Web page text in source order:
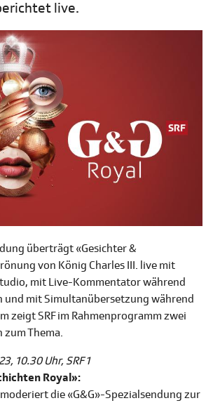
live.
überträgt «Gesichter &
von König Charles III. live mit
mit Live-Kommentator während
und mit Simultanübersetzung während
zeigt SRF im Rahmenprogramm zwei
zum Thema.
10.30 Uhr, SRF 1
Royal»:
die «G&G»-Spezialsendung zur